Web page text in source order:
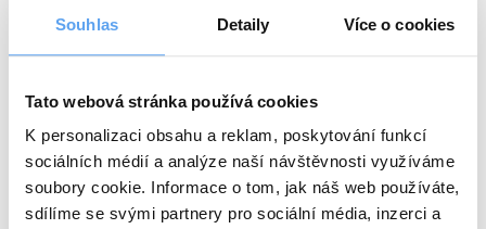
Souhlas Detaily Více o cookies
Tato webová stránka používá cookies
K personalizaci obsahu a reklam, poskytování funkcí
sociálních médií a analýze naší návštěvnosti využíváme
soubory cookie. Informace o tom, jak náš web používáte,
sdílíme se svými partnery pro sociální média, inzerci a